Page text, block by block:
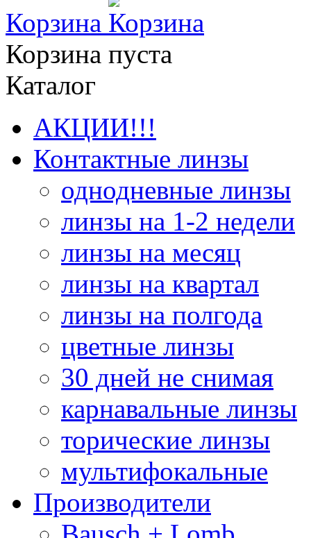
Корзина
Корзина пуста
Каталог
АКЦИИ!!!
Контактные линзы
однодневные линзы
линзы на 1-2 недели
линзы на месяц
линзы на квартал
линзы на полгода
цветные линзы
30 дней не снимая
карнавальные линзы
торические линзы
мультифокальные
Производители